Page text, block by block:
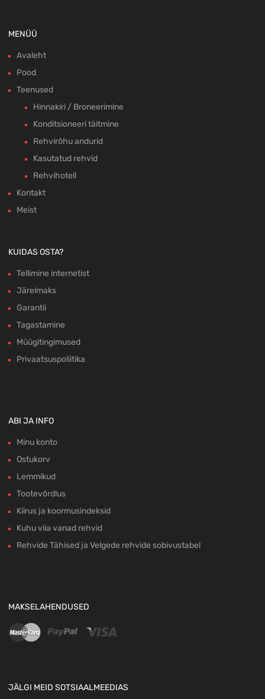
MENÜÜ
Avaleht
Pood
Teenused
Hinnakiri / Broneerimine
Konditsioneeri täitmine
Rehvirõhu andurid
Kasutatud rehvid
Rehvihotell
Kontakt
Meist
KUIDAS OSTA?
Tellimine internetist
Järelmaks
Garantii
Tagastamine
Müügitingimused
Privaatsuspoliitika
ABI JA INFO
Minu konto
Ostukorv
Lemmikud
Tootevõrdlus
Kiirus ja koormusindeksid
Kuhu viia vanad rehvid
Rehvide Tähised ja Velgede rehvide sobivustabel
MAKSELAHENDUSED
JÄLGI MEID SOTSIAALMEEDIAS